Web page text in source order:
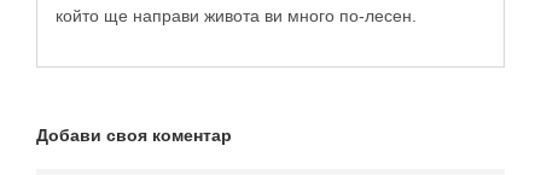
който ще направи живота ви много по-лесен.
Добави своя коментар